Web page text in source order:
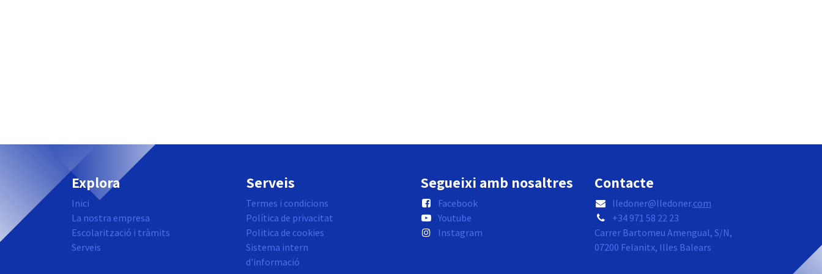
Explora
Inici
La nostra empresa
Escolarització i tràmits
Serveis
Serveis
Termes i condicions
Política de privacitat
Politica de cookies
Sistema intern
d'informació
Segueixi amb nosaltres
Facebook
Youtube
Instagram
Contacte
lledoner@lledoner.com
+34 971 58 22 23
Carrer Bartomeu Amengual, S/N,
07200 Felanitx, Illes Balears